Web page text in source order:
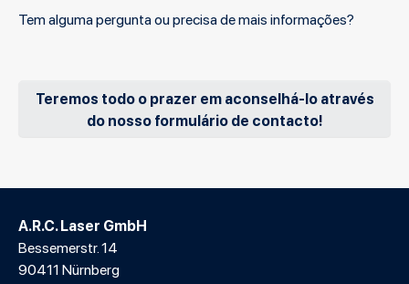
Tem alguma pergunta ou precisa de mais informações?
Teremos todo o prazer em aconselhá-lo através
do nosso formulário de contacto!
A.R.C. Laser GmbH
Bessemerstr. 14
90411 Nürnberg